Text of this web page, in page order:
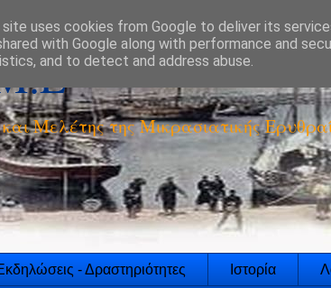
Μελέτης της Μικρασιατικής
- Δραστηριότητες Ιστορία
site uses cookies from Google to deliver its
with Google along with performance and
and to detect and address abuse.